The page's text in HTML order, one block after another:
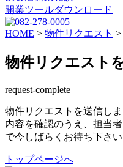
開業ツールダウンロード
HOME > 物件リクエスト >
物件リクエスト
request-complete
物件リクエストを送信しま
内容を確認のうえ、担当
で今しばらくお待ち下さい
トップページへ